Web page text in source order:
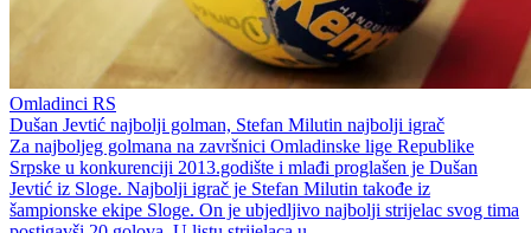
Omladinci RS
Dušan Jevtić najbolji golman, Stefan Milutin najbolji igrač
Za najboljeg golmana na završnici Omladinske lige Republike
Srpske u konkurenciji 2013.godište i mlađi proglašen je Dušan
Jevtić iz Sloge. Najbolji igrač je Stefan Milutin takođe iz
šampionske ekipe Sloge. On je ubjedljivo najbolji strijelac svog tima